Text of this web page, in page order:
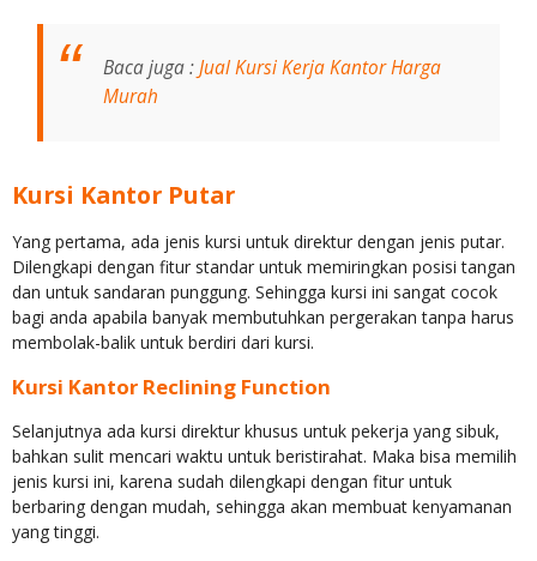
Baca juga :Jual Kursi Kerja Kantor Harga
Murah
Kursi Kantor Putar
Yang pertama, ada jenis kursi untuk direktur dengan jenis putar.
Dilengkapi dengan fitur standar untuk memiringkan posisi tangan
dan untuk sandaran punggung. Sehingga kursi ini sangat cocok
bagi anda apabila banyak membutuhkan pergerakan tanpa harus
membolak-balik untuk berdiri dari kursi.
Kursi Kantor Reclining Function
Selanjutnya ada kursi direktur khusus untuk pekerja yang sibuk,
bahkan sulit mencari waktu untuk beristirahat. Maka bisa memilih
jenis kursi ini, karena sudah dilengkapi dengan fitur untuk
berbaring dengan mudah, sehingga akan membuat kenyamanan
yang tinggi.